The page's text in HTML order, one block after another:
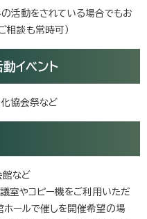
活動をされている場合でもお
相談も常時可）
イベント
化協会祭など
館など
室やコピー機をご利用いただ
ホールで催しを開催希望の場